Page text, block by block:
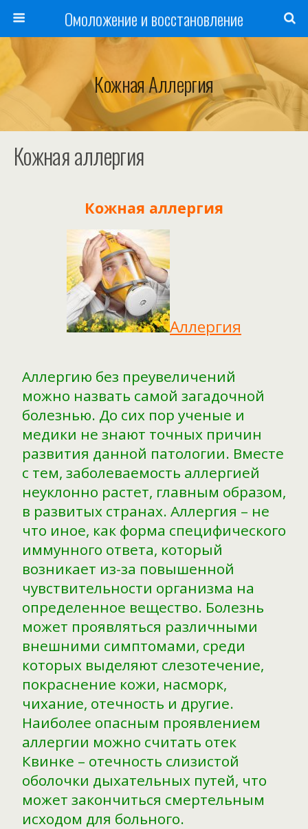
Омоложение и восстановление
Кожная Аллергия
Кожная аллергия
Кожная аллергия
Аллергия
Аллергию без преувеличений
можно назвать самой загадочной
болезнью. До сих пор ученые и
медики не знают точных причин
развития данной патологии. Вместе
с тем, заболеваемость аллергией
неуклонно растет, главным образом,
в развитых странах. Аллергия – не
что иное, как форма специфического
иммунного ответа, который
возникает из-за повышенной
чувствительности организма на
определенное вещество. Болезнь
может проявляться различными
внешними симптомами, среди
которых выделяют слезотечение,
покраснение кожи, насморк,
чихание, отечность и другие.
Наиболее опасным проявлением
аллергии можно считать отек
Квинке – отечность слизистой
оболочки дыхательных путей, что
может закончиться смертельным
исходом для больного.